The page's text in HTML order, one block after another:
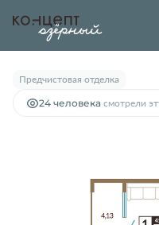
2-комнатная49.16 м
Предчистовая отделка
24 человекa смотрели